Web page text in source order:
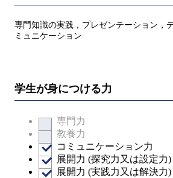
専門知識の実践，プレゼンテーション，
ミュニケーション
学生が身につける力
専門力
教養力
コミュニケーション力
展開力 (探究力又は設定力)
展開力 (実践力又は解決力)